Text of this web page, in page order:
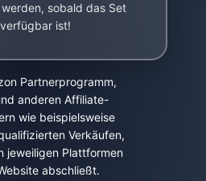
sobald das Set
ist!
Partnerprogramm,
anderen Affiliate-
wie beispielsweise
Verkäufen,
jeweiligen Plattformen
abschließt.